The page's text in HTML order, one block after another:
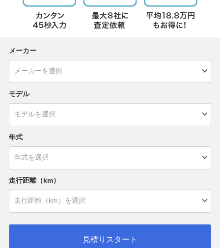
メーカー
モデル
年式
走行距離（km）
見積りスタート